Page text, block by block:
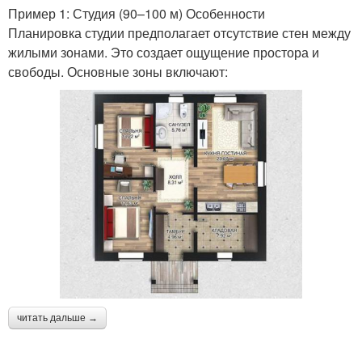
Пример 1: Студия (90–100 м) Особенности
Планировка студии предполагает отсутствие стен между
жилыми зонами. Это создает ощущение простора и
свободы. Основные зоны включают:
читать дальше →